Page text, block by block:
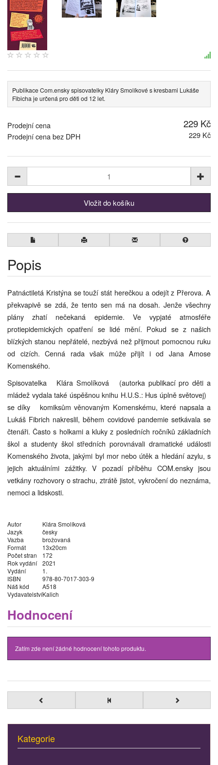
Publikace Com.ensky spisovatelky Kláry Smolíkové s kresbami Lukáše
Fibicha je určená pro děti od 12 let.
Prodejní cena 229 Kč
Prodejní cena bez DPH 229 Kč
Popis
Patnáctiletá Kristýna se touží stát herečkou a odejít z Přerova. A
překvapivě se zdá, že tento sen má na dosah. Jenže všechny
plány zhatí nečekaná epidemie. Ve vypjaté atmosféře
protiepidemických opatření se lidé mění. Pokud se z našich
blízkých stanou nepřátelé, nezbývá než přijmout pomocnou ruku
od cizích. Cenná rada však může přijít i od Jana Amose
Komenského.
Spisovatelka Klára Smolíková (autorka publikací pro děti a
mládež vydala také úspěšnou knihu H.U.S.: Hus úplně světovej)
se díky komiksům věnovaným Komenskému, které napsala a
Lukáš Fibrich nakreslil, během covidové pandemie setkávala se
čtenáři. Často s holkami a kluky z posledních ročníků základních
škol a studenty škol středních porovnávali dramatické události
Komenského života, jakými byl mor nebo útěk a hledání azylu, s
jejich aktuálními zážitky. V pozadí příběhu COM.ensky jsou
vetkány rozhovory o strachu, ztrátě jistot, vykročení do neznáma,
nemoci a lidskosti.
Autor
Klára Smolíková
Jazyk
česky
Vazba
brožovaná
Formát
13x20cm
Počet stran
172
Rok vydání
2021
Vydání
1.
ISBN
978-80-7017-303-9
Náš kód
A518
VydavatelstvíKalich
Hodnocení
Zatím zde není žádné hodnocení tohoto produktu.
Kategorie